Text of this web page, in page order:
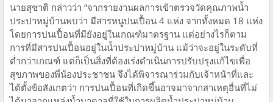
นายสุชาติ กล่าวว่า “จากรายงานผลการเข้าตรวจวัดคุณภาพน้ำ
ประปาหมู่บ้านพบว่า มีสารหนูปนเปื้อน 4 แห่ง จากทั้งหมด 18 แห่ง
โดยการปนเปื้อนที่มียังอยู่ในเกณฑ์มาตรฐาน แต่อย่างไรก็ตาม
การที่มีสารปนเปื้อนอยู่ในน้ำประปาหมู่บ้าน แม้ว่าจะอยู่ในระดับที่
ต่ำกว่าเกณฑ์ แต่ก็เป็นสิ่งที่ต้องเร่งดำเนินการปรับปรุงแก้ไขเพื่อ
สุขภาพของพี่น้องประชาชน จึงได้พิจารณาร่วมกับเจ้าหน้าที่และ
ได้ตั้งข้อสังเกตว่า การปนเปื้อนที่เกิดขึ้นอาจมาจากสาเหตุอื่นที่ไม่